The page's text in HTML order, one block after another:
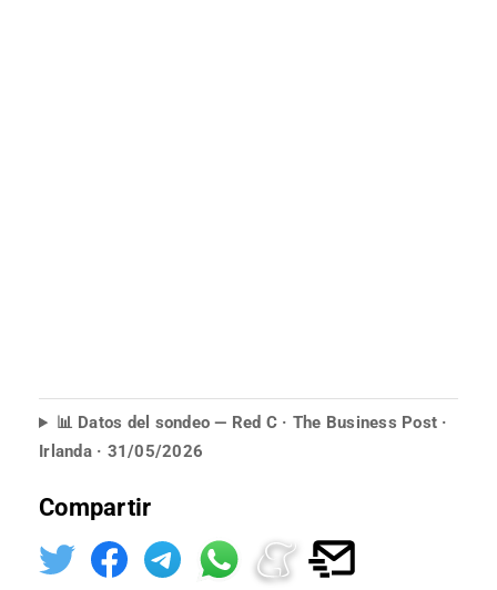
📊 Datos del sondeo — Red C · The Business Post ·
Irlanda · 31/05/2026
Compartir